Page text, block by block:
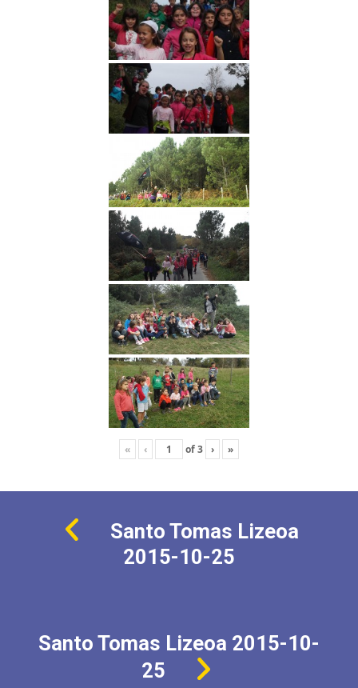
« ‹ of3 › »
Santo Tomas Lizeoa
2015-10-25
Santo Tomas Lizeoa 2015-10-
25